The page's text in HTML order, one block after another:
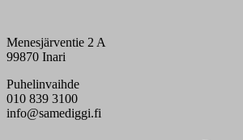
Menesjärventie 2 A
99870 Inari
Puhelinvaihde
010 839 3100
info@samediggi.fi